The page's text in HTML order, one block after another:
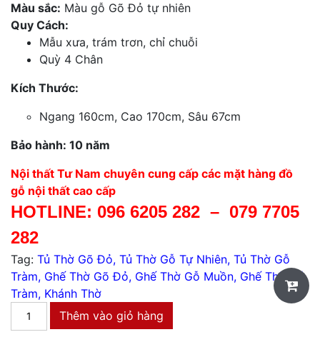
Màu sắc: Màu gỗ Gõ Đỏ tự nhiên
Quy Cách:
Mẫu xưa, trám trơn, chỉ chuỗi
Quỳ 4 Chân
Kích Thước:
Ngang 160cm, Cao 170cm, Sâu 67cm
Bảo hành: 10 năm
Nội thất Tư Nam chuyên cung cấp các mặt hàng đồ
gỗ nội thất cao cấp
HOTLINE: 096 6205 282 – 079 7705
282
Tag: Tủ Thờ Gõ Đỏ, Tủ Thờ Gỗ Tự Nhiên, Tủ Thờ Gỗ
Tràm, Ghế Thờ Gõ Đỏ, Ghế Thờ Gỗ Muồn, Ghế Thờ Gỗ
Tràm, Khánh Thờ
Thờ
Thêm vào giỏ hàng